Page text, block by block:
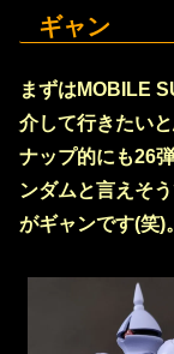
ギャン
まずはMOBILE
介して行きたい
ナップ的にも26
ンダムと言えそ
がギャンです(笑)。